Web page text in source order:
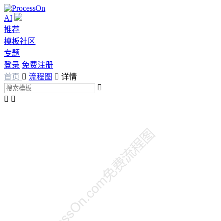
AI
推荐
模板社区
专题
登录 免费注册
首页  流程图  详情

 